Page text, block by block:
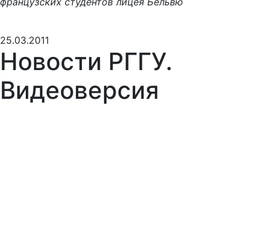
25.03.2011
Новости РГГУ.
Видеоверсия